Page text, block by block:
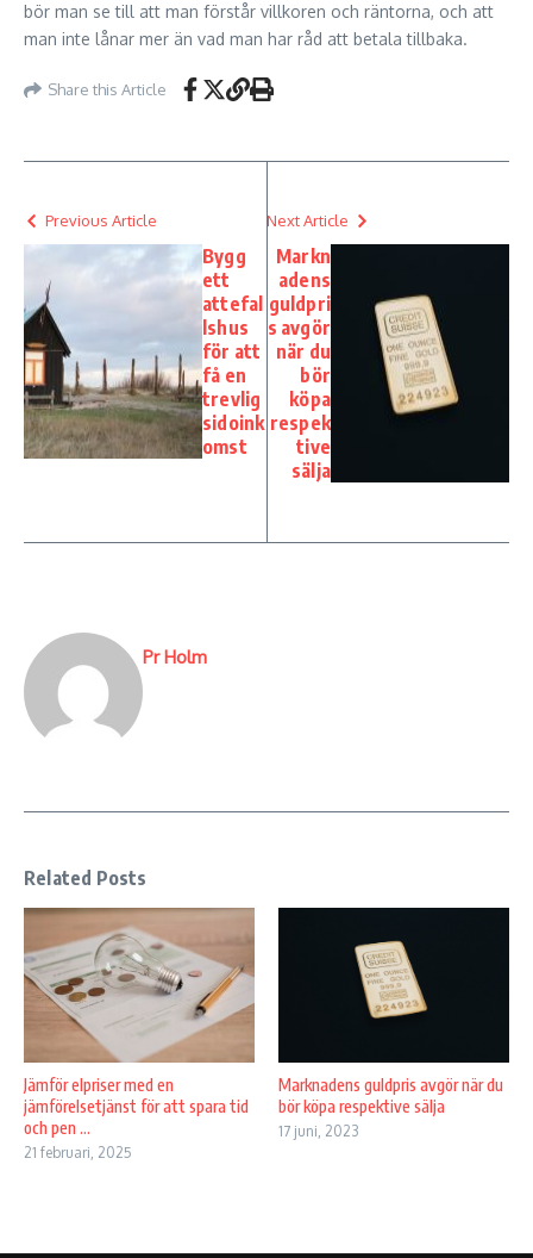
bör man se till att man förstår villkoren och räntorna, och att
man inte lånar mer än vad man har råd att betala tillbaka.
Share this Article
Previous Article
Bygg
ett
attefal
lshus
för att
få en
trevlig
sidoink
omst
Next Article
Markn
adens
guldpri
s avgör
när du
bör
köpa
respek
tive
sälja
Pr Holm
Related Posts
Jämför elpriser med en
jämförelsetjänst för att spara tid
och pen ...
21 februari, 2025
Marknadens guldpris avgör när du
bör köpa respektive sälja
17 juni, 2023